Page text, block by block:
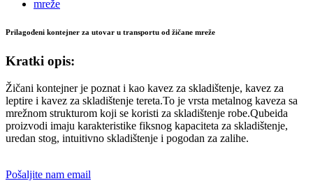
Prilagođeni kontejner za utovar u transportu od žičane mreže
Kratki opis:
Žičani kontejner je poznat i kao kavez za skladištenje, kavez za
leptire i kavez za skladištenje tereta.To je vrsta metalnog kaveza sa
mrežnom strukturom koji se koristi za skladištenje robe.Qubeida
proizvodi imaju karakteristike fiksnog kapaciteta za skladištenje,
uredan stog, intuitivno skladištenje i pogodan za zalihe.
Pošaljite nam email